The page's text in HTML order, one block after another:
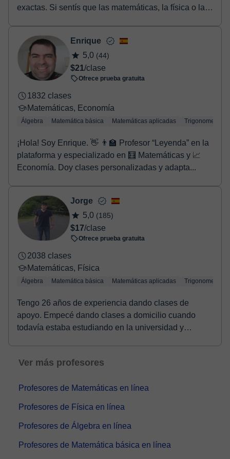
exactas. Si sentís que las matemáticas, la física o la
Enrique
5,0 (44)
$21/clase
Ofrece prueba gratuita
1832 clases
Matemáticas, Economía
Álgebra Matemática básica Matemáticas aplicadas Trigonometría
¡Hola! Soy Enrique. 👋 👨‍🏫 Profesor “Leyenda” en la
plataforma y especializado en 🧮 Matemáticas y 📈
Economía. Doy clases personalizadas y adapta...
Jorge
5,0 (185)
$17/clase
Ofrece prueba gratuita
2038 clases
Matemáticas, Física
Álgebra Matemática básica Matemáticas aplicadas Trigonometría
Tengo 26 años de experiencia dando clases de
apoyo. Empecé dando clases a domicilio cuando
todavía estaba estudiando en la universidad y
Ver más profesores
Profesores de Matemáticas en línea
Profesores de Física en línea
Profesores de Álgebra en línea
Profesores de Matemática básica en línea